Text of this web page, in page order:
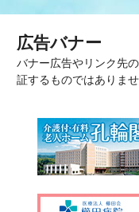
広告バナー
バナー広告やリンク先
証するものではありませ